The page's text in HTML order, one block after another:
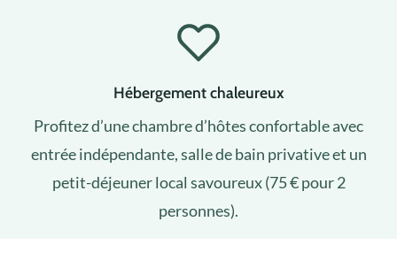
Hébergement chaleureux
Profitez d’une chambre d’hôtes confortable avec
entrée indépendante, salle de bain privative et un
petit-déjeuner local savoureux (75 € pour 2
personnes).